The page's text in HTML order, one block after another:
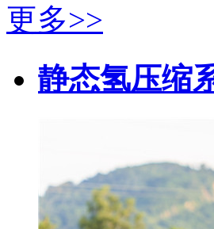
更多>>
静态氢压缩